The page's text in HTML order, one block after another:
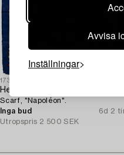
Avvisa
Inställningar
1730654
Hermès
Scarf, "Napoléon".
Inga bud
6d 2
Utropspris 2 500 SEK